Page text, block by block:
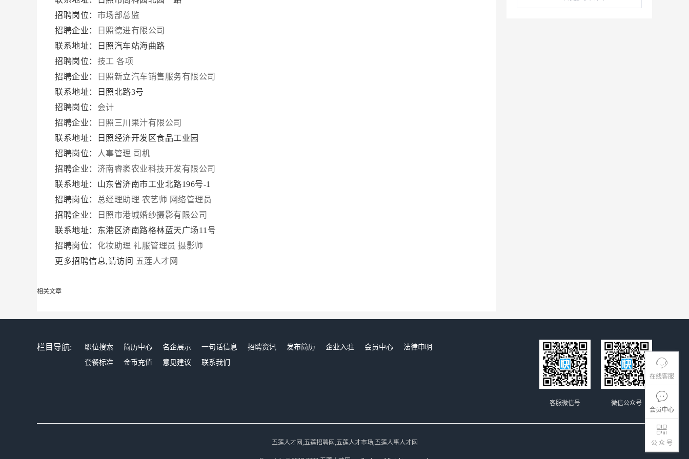
在线客服
会员中心
公 众 号
招聘岗位： 市场部总监
招聘企业：
日照德进有限公司
联系地址：日照汽车站海曲路
招聘岗位： 技工 各项
招聘企业：
日照新立汽车销售服务有限公司
联系地址：日照北路3号
招聘岗位： 会计
招聘企业：
日照三川果汁有限公司
联系地址：日照经济开发区食品工业园
招聘岗位：
人事管理 司机
招聘企业： 济南睿袤农业科技开发有限公司
联系地址：山东省济南市工业北路196号-1
招聘岗位： 总经理助理 农艺师 网络管理员
招聘企业：
日照市港城婚纱摄影有限公司
联系地址：东港区济南路格林蓝天广场11号
招聘岗位： 化妆助理 礼服管理员 摄影师
更多招聘信息,请访问 五莲人才网
相关文章
栏目导航: 职位搜索 简历中心 名企展示 一句话信息 招聘资讯 发布简历 企业入驻 会员中心
法律申明
套餐标准
金币充值 意见建议 联系我们
微信公众号
客服微信号
五莲人才网,五莲招聘网,五莲人才市场,五莲人事人才网